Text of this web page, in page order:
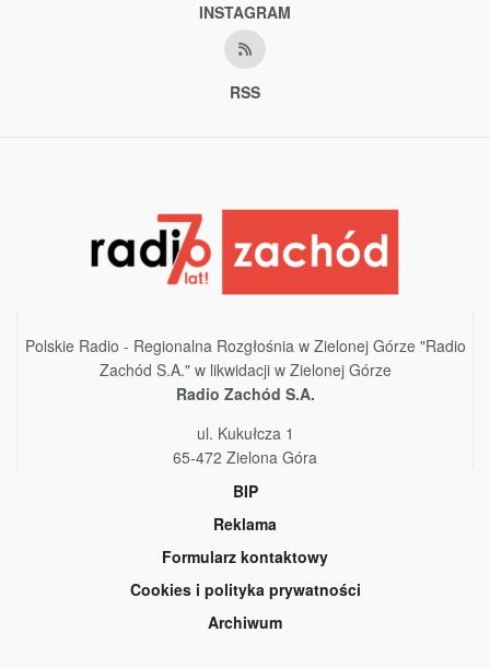
INSTAGRAM
RSS
Polskie Radio - Regionalna Rozgłośnia w Zielonej Górze "Radio
Zachód S.A." w likwidacji w Zielonej Górze
Radio Zachód S.A.
ul. Kukułcza 1
65-472 Zielona Góra
BIP
Reklama
Formularz kontaktowy
Cookies i polityka prywatności
Archiwum